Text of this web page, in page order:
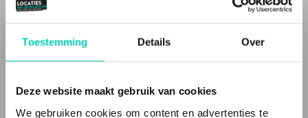
Toestemming Details Over
Deze website maakt gebruik van cookies
We gebruiken cookies om content en advertenties te
Een Locatie met Meerwaarde(n) vertelt een verhaal. Vaak zijn de
vergaderlocaties en evenementenlocaties gevestigd in een
en/of inrichting is niet standaard. Het zijn
unieke locaties
verhaal, die echt iets toevoegen aan je evenement of bijeenkomst.